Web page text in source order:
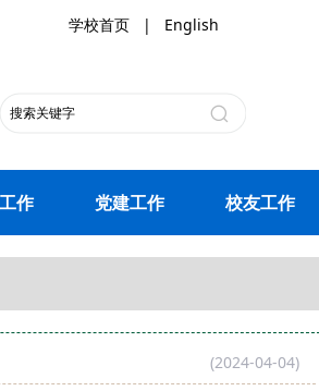
学校首页 | English
作 党建工作 校友工作
(2024-04-04)